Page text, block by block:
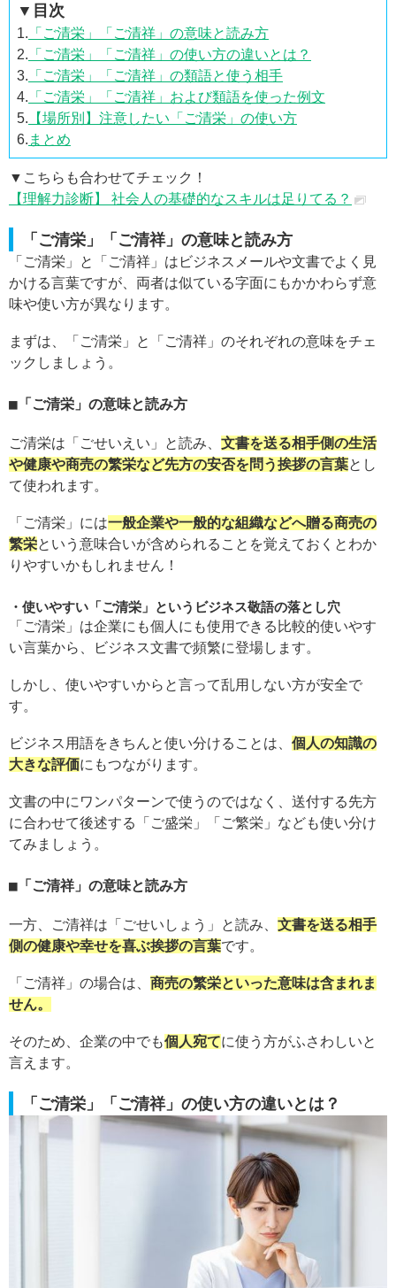
▼目次
1. 「ご清栄」「ご清祥」の意味と読み方
2. 「ご清栄」「ご清祥」の使い方の違いとは？
3. 「ご清栄」「ご清祥」の類語と使う相手
4. 「ご清栄」「ご清祥」および類語を使った例文
5. 【場所別】注意したい「ご清栄」の使い方
6. まとめ
▼こちらも合わせてチェック！
【理解力診断】 社会人の基礎的なスキルは足りてる？
「ご清栄」「ご清祥」の意味と読み方
「ご清栄」と「ご清祥」はビジネスメールや文書でよく見
かける言葉ですが、両者は似ている字面にもかかわらず意
味や使い方が異なります。
まずは、「ご清栄」と「ご清祥」のそれぞれの意味をチェ
ックしましょう。
「ご清栄」の意味と読み方
ご清栄は「ごせいえい」と読み、 文書を送る相手側の生活
や健康や商売の繁栄など先方の安否を問う挨拶の言葉とし
て使われます。
「ご清栄」には一般企業や一般的な組織などへ贈る商売の
繁栄という意味合いが含められることを覚えておくとわか
りやすいかもしれません！
使いやすい「ご清栄」というビジネス敬語の落とし穴
「ご清栄」は企業にも個人にも使用できる比較的使いやす
い言葉から、ビジネス文書で頻繁に登場します。
しかし、使いやすいからと言って乱用しない方が安全で
す。
ビジネス用語をきちんと使い分けることは、 個人の知識の
大きな評価にもつながります。
文書の中にワンパターンで使うのではなく、送付する先方
に合わせて後述する「ご盛栄」「ご繁栄」なども使い分け
てみましょう。
「ご清祥」の意味と読み方
一方、ご清祥は「ごせいしょう」と読み、 文書を送る相手
側の健康や幸せを喜ぶ挨拶の言葉です。
「ご清祥」の場合は、 商売の繁栄といった意味は含まれま
せん。
そのため、企業の中でも個人宛てに使う方がふさわしいと
言えます。
「ご清栄」「ご清祥」の使い方の違いとは？